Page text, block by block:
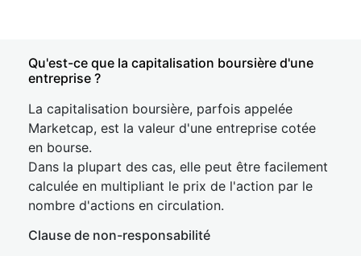
Qu'est-ce que la capitalisation boursière d'une
entreprise ?
La capitalisation boursière, parfois appelée
Marketcap, est la valeur d'une entreprise cotée
en bourse.
Dans la plupart des cas, elle peut être facilement
calculée en multipliant le prix de l'action par le
nombre d'actions en circulation.
Clause de non-responsabilité